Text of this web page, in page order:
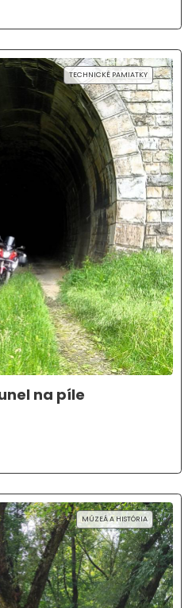
TECHNICKÉ PAMIATKY
na píle
MÚZEÁ A HISTÓRIA